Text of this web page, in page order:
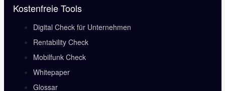
Kostenfreie Tools
Digital Check für Unternehmen
Rentability Check
Mobilfunk Check
Whitepaper
Glossar